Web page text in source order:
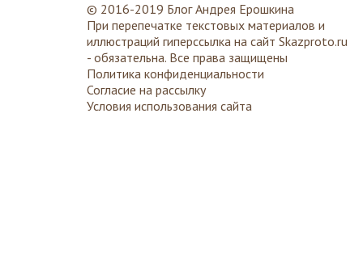
© 2016-2019 Блог Андрея Ерошкина
При перепечатке текстовых материалов и
иллюстраций гиперссылка на сайт Skazproto.ru
- обязательна. Все права защищены
Политика конфиденциальности
Согласие на рассылку
Условия использования сайта